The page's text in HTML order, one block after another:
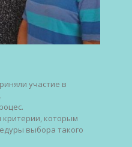
участие в
критерии, которым
выбора такого